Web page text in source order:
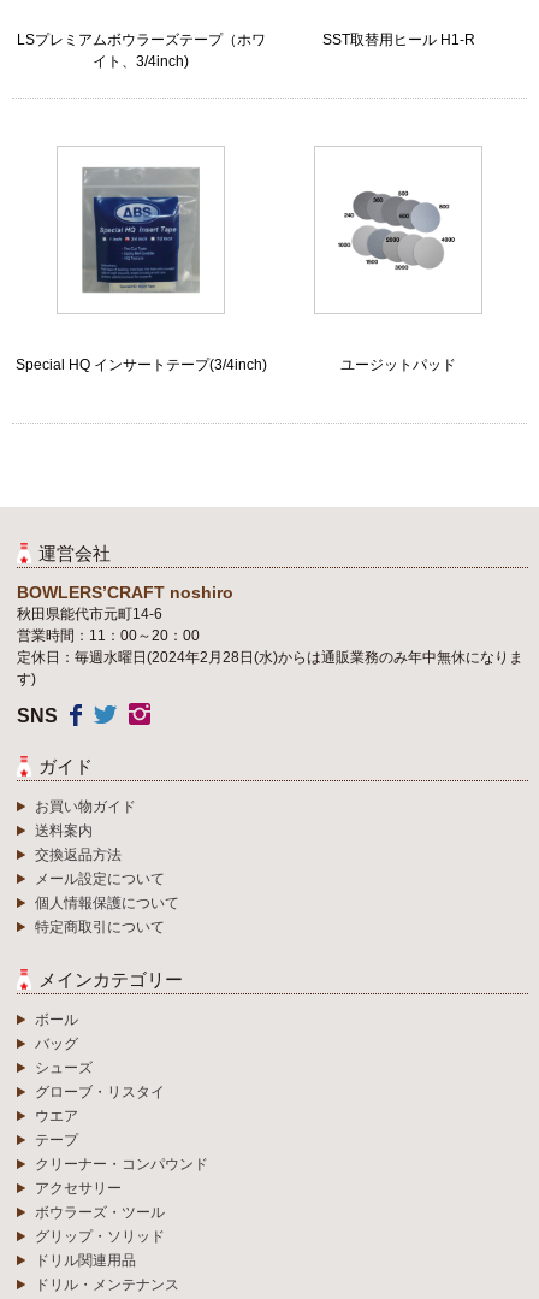
LSプレミアムボウラーズテープ（ホワ
イト、3/4inch)
SST取替用ヒール H1-R
Special HQ インサートテープ(3/4inch) ユージットパッド
運営会社
BOWLERS’CRAFT noshiro
秋田県能代市元町14-6
営業時間：11：00～20：00
定休日：毎週水曜日(2024年2月28日(水)からは通販業務のみ年中無休になりま
す)
SNS
ガイド
お買い物ガイド
送料案内
交換返品方法
メール設定について
個人情報保護について
特定商取引について
メインカテゴリー
ボール
バッグ
シューズ
グローブ・リスタイ
ウエア
テープ
クリーナー・コンパウンド
アクセサリー
ボウラーズ・ツール
グリップ・ソリッド
ドリル関連用品
ドリル・メンテナンス